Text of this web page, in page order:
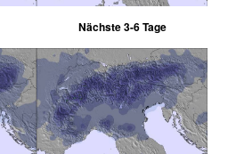
Nächste 3-6 Tage